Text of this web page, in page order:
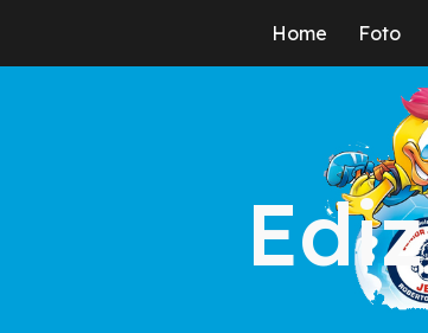
Skip to main contentHome Foto